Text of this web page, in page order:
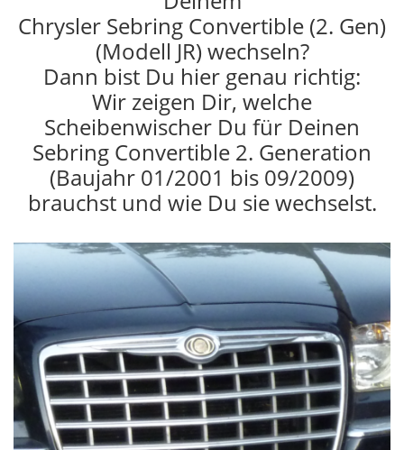
Chrysler Sebring Convertible (2. Gen)
(Modell JR) wechseln?
Dann bist Du hier genau richtig:
Wir zeigen Dir, welche
Scheibenwischer Du für Deinen
Sebring Convertible 2. Generation
(Baujahr 01/2001 bis 09/2009)
brauchst und wie Du sie wechselst.